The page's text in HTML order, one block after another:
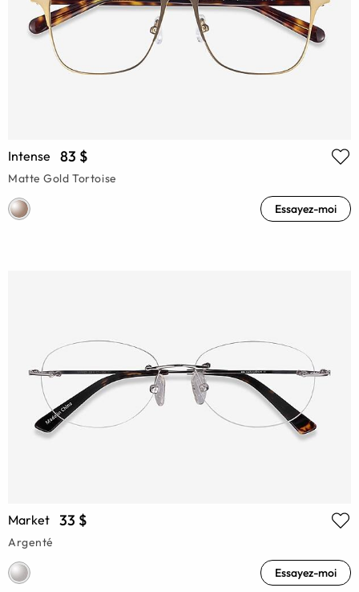
Intense 83 $
Matte Gold Tortoise
Essayez-moi
Market 33 $
Argenté
Essayez-moi